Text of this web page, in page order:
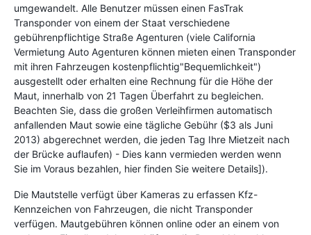
umgewandelt. Alle Benutzer müssen einen FasTrak
Transponder von einem der Staat verschiedene
gebührenpflichtige Straße Agenturen (viele California
Vermietung Auto Agenturen können mieten einen Transponder
mit ihren Fahrzeugen kostenpflichtig"Bequemlichkeit")
ausgestellt oder erhalten eine Rechnung für die Höhe der
Maut, innerhalb von 21 Tagen Überfahrt zu begleichen.
Beachten Sie, dass die großen Verleihfirmen automatisch
anfallenden Maut sowie eine tägliche Gebühr ($3 als Juni
2013) abgerechnet werden, die jeden Tag Ihre Mietzeit nach
der Brücke auflaufen) - Dies kann vermieden werden wenn
Sie im Voraus bezahlen, hier finden Sie weitere Details]).
Die Mautstelle verfügt über Kameras zu erfassen Kfz-
Kennzeichen von Fahrzeugen, die nicht Transponder
verfügen. Mautgebühren können online oder an einem von